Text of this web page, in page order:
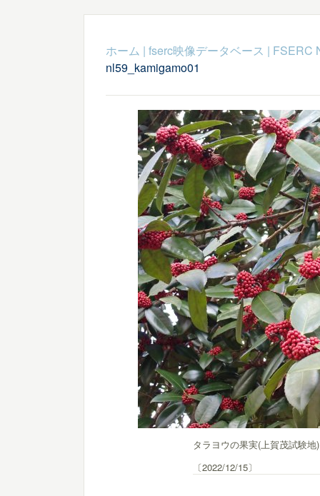
ホーム | fserc映像データベース | FSERC
nl59_kamigamo01
タラヨウの果実(上賀茂試験地)
〔2022/12/15〕